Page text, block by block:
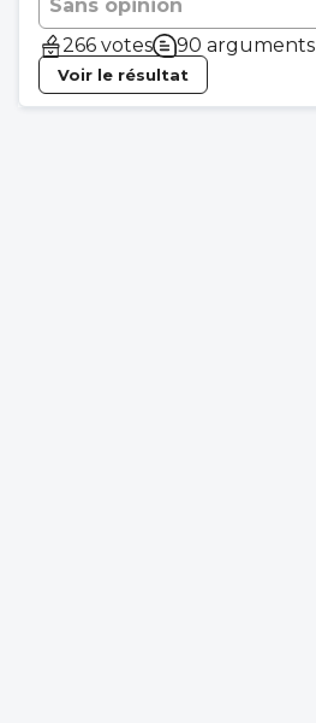
Sans opinion
266 votes
90 arguments
Voir le résultat